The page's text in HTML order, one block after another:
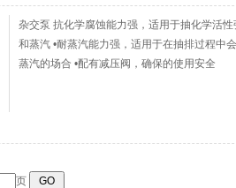
杂交泵 抗化学腐蚀能力强，适用于抽化学活性
和蒸汽 •耐蒸汽能力强，适用于在抽排过程中
蒸汽的场合 •配有减压阀，确保的使用安全
页